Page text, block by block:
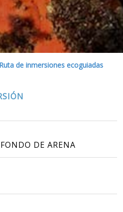
Ruta de inmersiones ecoguiadas
DE ARENA